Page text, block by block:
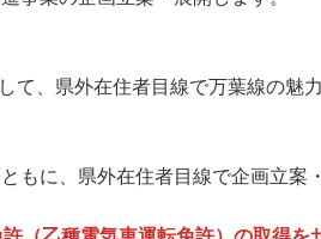
、県外在住者目線で万葉線の魅力
に、県外在住者目線で企画立案